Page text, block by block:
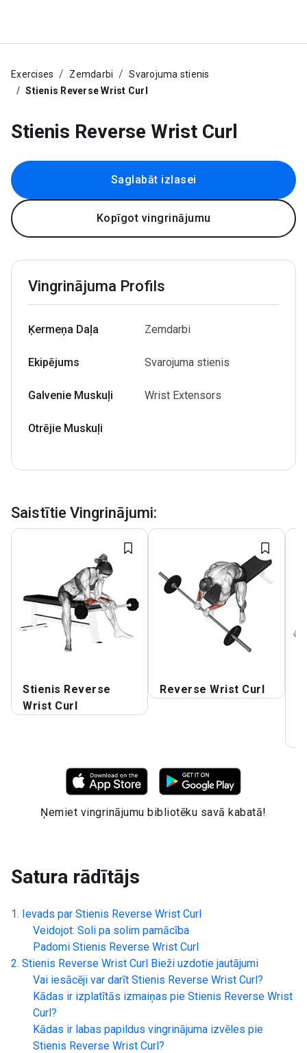
Exercises Zemdarbi
Svarojuma stienis
Stienis Reverse Wrist Curl
Stienis Reverse Wrist Curl
Saglabāt izlasei
Kopīgot vingrinājumu
Vingrinājuma Profils
Ķermeņa Daļa Zemdarbi
Ekipējums Svarojuma stienis
Galvenie Muskuļi Wrist Extensors
Otrējie Muskuļi
Saistītie Vingrinājumi:
Stienis Reverse
Wrist Curl
Reverse Wrist Curl
Ņemiet vingrinājumu bibliotēku savā kabatā!
Satura rādītājs
Ievads par Stienis Reverse Wrist Curl
Veidojot: Soli pa solim pamācība
Padomi Stienis Reverse Wrist Curl
Stienis Reverse Wrist Curl Bieži uzdotie jautājumi
Vai iesācēji var darīt Stienis Reverse Wrist Curl?
Kādas ir izplatītās izmaiņas pie Stienis Reverse Wrist
Curl?
Kādas ir labas papildus vingrinājuma izvēles pie
Stienis Reverse Wrist Curl?